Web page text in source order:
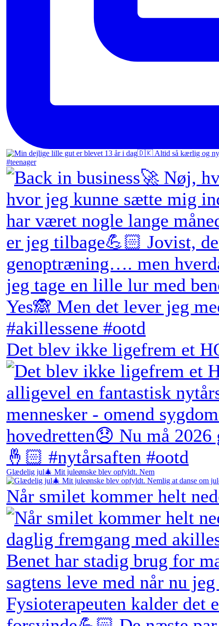
Det blev ikke ligefrem et
Glædelig jul🎄 Mit juleønske blev opfyldt. Nem
Når smilet kommer helt